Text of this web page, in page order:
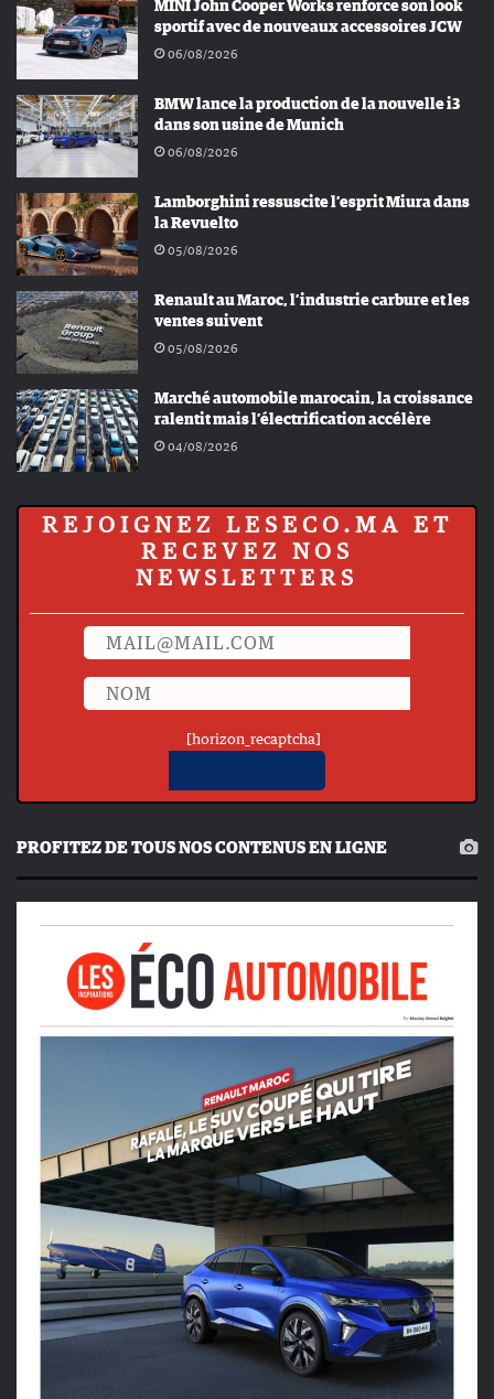
MINI John Cooper Works renforce son look
sportif avec de nouveaux accessoires JCW
06/08/2026
BMW lance la production de la nouvelle i3
dans son usine de Munich
06/08/2026
Lamborghini ressuscite l’esprit Miura dans
la Revuelto
05/08/2026
Renault au Maroc, l’industrie carbure et les
ventes suivent
05/08/2026
Marché automobile marocain, la croissance
ralentit mais l’électrification accélère
04/08/2026
REJOIGNEZ LESECO.MA ET
RECEVEZ NOS
NEWSLETTERS
[horizon_recaptcha]
PROFITEZ DE TOUS NOS CONTENUS EN LIGNE